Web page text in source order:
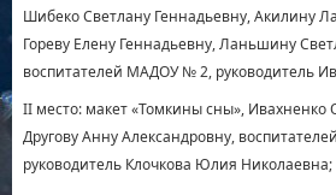
Шибеко Светлану Геннадьевну, Акилину
Гореву Елену Геннадьевну, Ланьшину
воспитателей МАДОУ № 2, руководитель
II место: макет «Томкины сны», Ивахненко
Другову Анну Александровну,
руководитель Клочкова Юлия Николаевна;